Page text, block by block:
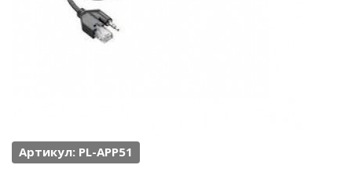
Артикул: PL-APP51